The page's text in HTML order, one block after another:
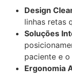
Design
linhas retas
Soluções
paciente e
Ergonomia